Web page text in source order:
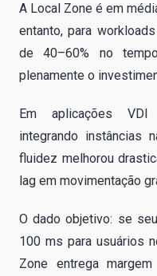
A Local Zone é em
entanto, para
de 40–60% no
plenamente o
Em aplicações VDI
integrando instâncias
fluidez melhorou
lag em movimentação
O dado objetivo: se
100 ms para usuários
Zone entrega